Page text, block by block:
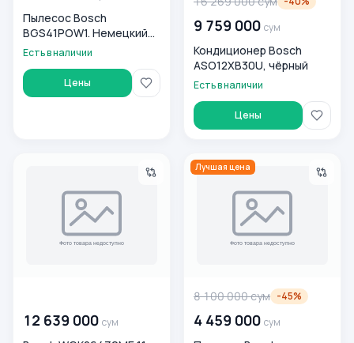
Пылесос Bosch
BGS41POW1. Немецкий
стандарт качества!
Есть в наличии
Цены
9 759 000 сум
Кондиционер Bosch
ASO12XB30U, чёрный
Есть в наличии
Цены
Bosch WGK264Z0ME 11 Kg kir yuvish mashinasi
12 639 000 сум
Пылесос Bosch
Лучшая цена
8 100 000сум -45%
4 459 000 сум